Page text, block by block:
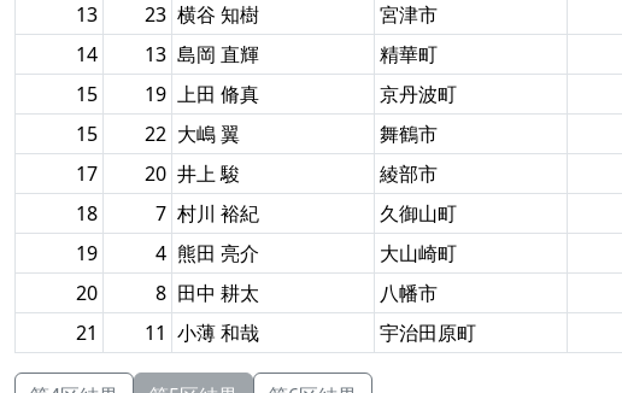
13
23 横谷 知樹 宮津市
14
13 島岡 直輝 精華町
15
19 上田 脩真 京丹波町
15
22 大嶋 翼 舞鶴市
17
20 井上 駿 綾部市
18
7 村川 裕紀 久御山町
19
4 熊田 亮介 大山崎町
20
8 田中 耕太 八幡市
21
11 小薄 和哉 宇治田原町